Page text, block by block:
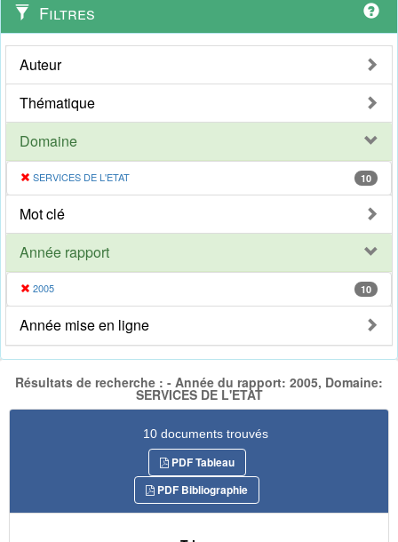
Filtres
Auteur
Thématique
Domaine
SERVICES DE L'ETAT 10
Mot clé
Année rapport
2005 10
Année mise en ligne
Résultats de recherche : - Année du rapport: 2005, Domaine:
SERVICES DE L'ETAT
10 documents trouvés
PDF Tableau
PDF Bibliographie